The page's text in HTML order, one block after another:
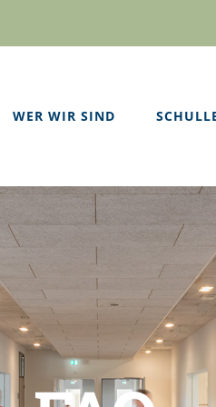
WER WIR SIND